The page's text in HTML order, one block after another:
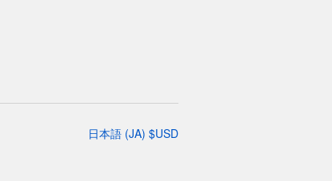
日本語 (JA) $USD